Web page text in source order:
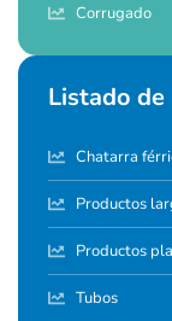
Corrugado
Listado
Chatarra
Productos
Productos
Tubos